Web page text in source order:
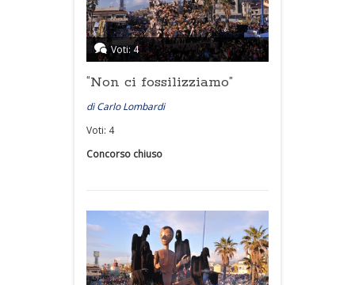
Voti: 4
“Non ci fossilizziamo”
di Carlo Lombardi
Voti: 4
Concorso chiuso